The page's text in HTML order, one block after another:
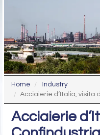
Home
Industry
Acciaierie d’Italia, visita
Acciaierie